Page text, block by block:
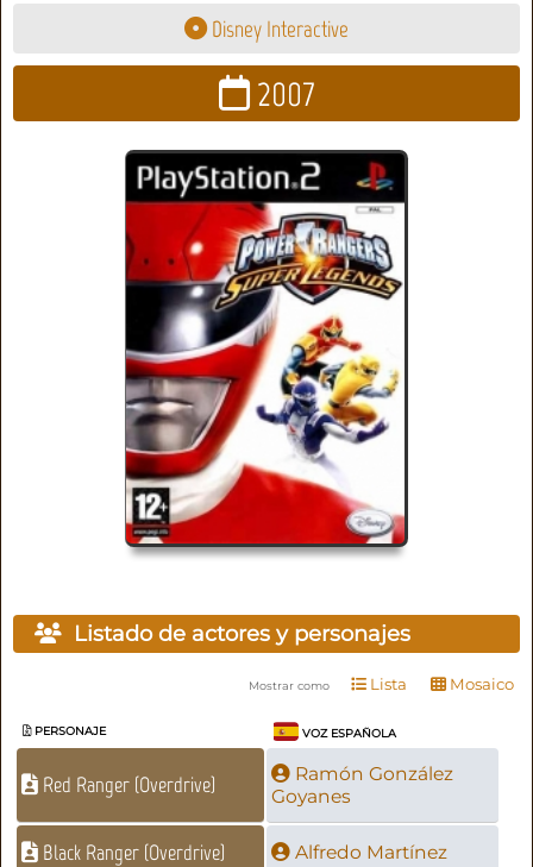
Disney Interactive
2007
Listado de actores y personajes
Mostrar como Lista Mosaico
PERSONAJE VOZ ESPAÑOLA
Red Ranger (Overdrive)
Ramón González
Goyanes
Black Ranger (Overdrive) Alfredo Martínez